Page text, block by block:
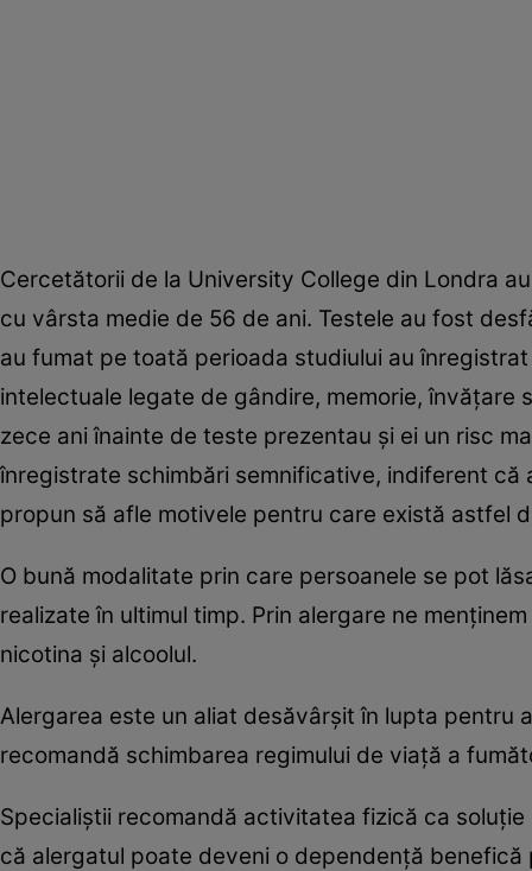
Cercetătorii de la University College din Londra
cu vârsta medie de 56 de ani. Testele au fost
au fumat pe toată perioada studiului au
intelectuale legate de gândire, memorie,
zece ani înainte de teste prezentau şi ei un risc
înregistrate schimbări semnificative, indiferent
propun să afle motivele pentru care există astfel
O bună modalitate prin care persoanele se pot
realizate în ultimul timp. Prin alergare ne
nicotina şi alcoolul.
Alergarea este un aliat desăvârşit în lupta pentru
recomandă schimbarea regimului de viaţă a
Specialiştii recomandă activitatea fizică ca
că alergatul poate deveni o dependenţă